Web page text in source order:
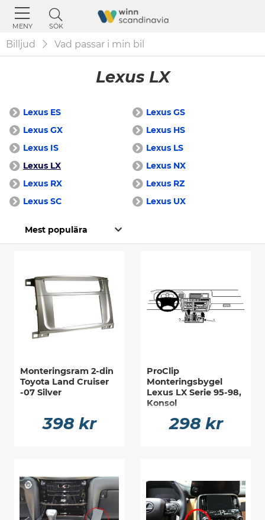
MENY SÖK
Billjud Vad passar i min bil
Lexus LX
Lexus ES
Lexus GS
Lexus GX
Lexus HS
Lexus IS
Lexus LS
Lexus LX
Lexus NX
Lexus RX
Lexus RZ
Lexus SC
Lexus UX
Monteringsram 2-din
Toyota Land Cruiser
-07 Silver
398 kr
ProClip
Monteringsbygel
Lexus LX Serie 95-98,
Konsol
298 kr